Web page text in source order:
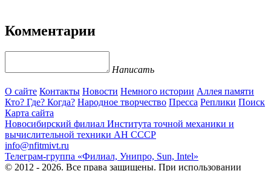
Комментарии
Написать
О сайте Контакты Новости Немного истории Аллея памяти
Кто? Где? Когда? Народное творчество Пресса Реплики Поиск
Карта сайта
Новосибирский филиал Института точной механики и
вычислительной техники АН СССР
info@nfitmivt.ru
Телеграм-группа «Филиал, Унипро, Sun, Intel»
© 2012 - 2026. Все права защищены. При использовании